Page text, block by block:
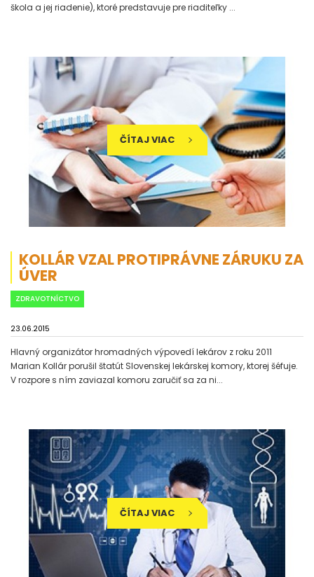
škola a jej riadenie), ktoré predstavuje pre riaditeľky ...
ČÍTAJ VIAC
KOLLÁR VZAL PROTIPRÁVNE ZÁRUKU ZA
ÚVER
ZDRAVOTNÍCTVO
23.06.2015
Hlavný organizátor hromadných výpovedí lekárov z roku 2011
Marian Kollár porušil štatút Slovenskej lekárskej komory, ktorej šéfuje.
V rozpore s ním zaviazal komoru zaručiť sa za ni...
ČÍTAJ VIAC